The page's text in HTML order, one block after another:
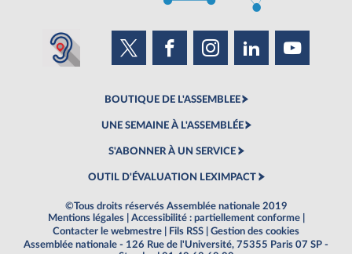
BOUTIQUE DE L'ASSEMBLEE
UNE SEMAINE À L'ASSEMBLÉE
S'ABONNER À UN SERVICE
OUTIL D'ÉVALUATION LEXIMPACT
©Tous droits réservés Assemblée nationale 2019
Mentions légales
Accessibilité : partiellement conforme
Contacter le webmestre
Fils RSS
Gestion des cookies
Assemblée nationale - 126 Rue de l'Université, 75355 Paris 07 SP -